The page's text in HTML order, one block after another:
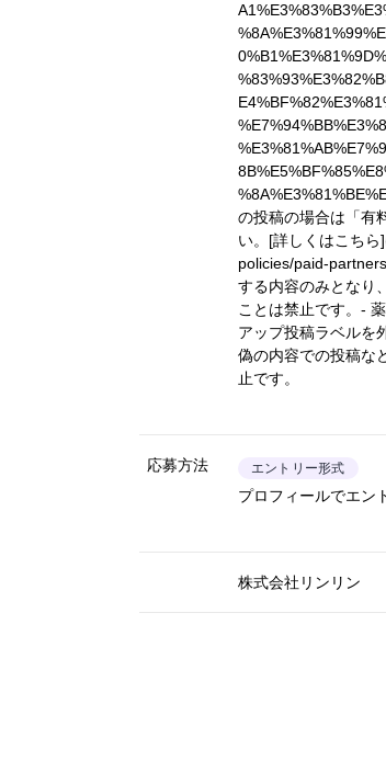
の投稿の場合は「有
い。 [詳しくはこち
policies/paid-
する内容のみとなり
ことは禁止です。-
アップ投稿ラベルを
偽の内容での投稿な
止です。
応募方法 エントリー形式
プロフィールでエン
株式会社リンリン